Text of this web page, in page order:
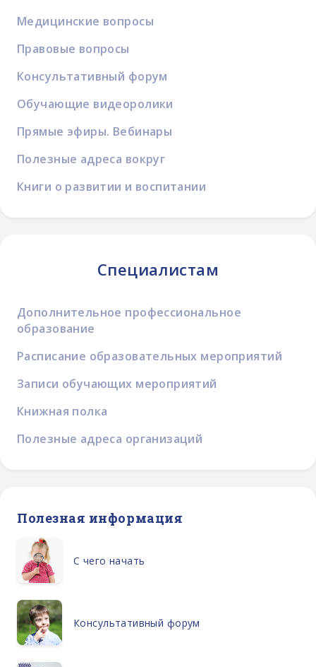
Медицинские вопросы
Правовые вопросы
Консультативный форум
Обучающие видеоролики
Прямые эфиры. Вебинары
Полезные адреса вокруг
Книги о развитии и воспитании
Специалистам
Дополнительное профессиональное
образование
Расписание образовательных мероприятий
Записи обучающих мероприятий
Книжная полка
Полезные адреса организаций
Полезная информация
С чего начать
Консультативный форум